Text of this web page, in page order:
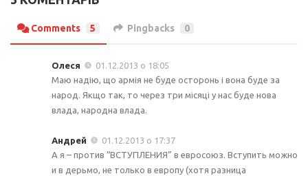
Comments 5 Pingbacks 0
Олеся
01.12.2013 о 18:05
Маю надію, що армія не буде осторонь і вона буде за
народ. Якщо так, то через три місяці у нас буде нова
влада, народна влада.
Андрей
01.12.2013 о 17:37
А я – против “ВСТУПЛЕНИЯ” в евросоюз. Вступить можно
и в дерьмо, не только в европу (хотя разница